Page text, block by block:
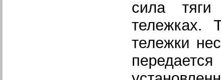
сила тяги
тележках.
тележки